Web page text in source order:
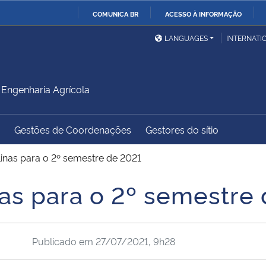
COMUNICA BR ACESSO À INFORMAÇÃO
Ministério da Defesa
Ministério das Relações
Exteriores
Ministério do
Desenvolvimento Regional
Controladoria-Geral da
União
Advocacia-Geral da União Banco Central do Brasil
LANGUAGES
Agrícola
Gestões de Coordenações Gestores do sítio
para o 2º semestre de 2021
para o 2º semestre
Publicado em 27/07/2021, 9h28